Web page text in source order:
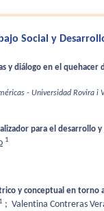
Social y
y diálogo en el quehacer
- Universidad Rovira i
para el desarrollo y
1
y conceptual en torno
1 ; Valentina Contreras